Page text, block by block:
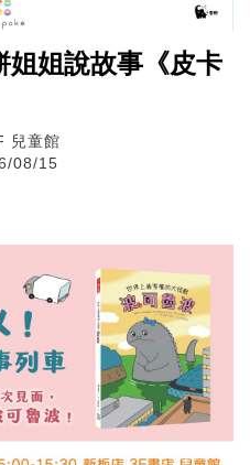
姐姐說故事《皮卡
兒童館
08/15